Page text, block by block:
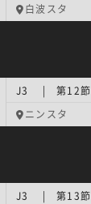
白波スタ
J3 | 第12節
ニンスタ
J3 | 第13節